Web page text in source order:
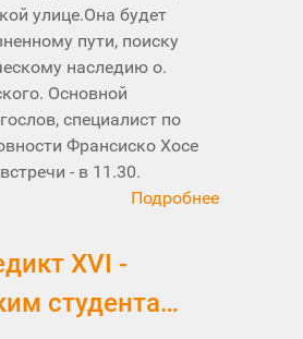
улице.Она будет
пути, поиску
наследию о.
Основной
специалист по
Франсиско Хосе
- в 11.30.
Подробнее
XVI -
студента…